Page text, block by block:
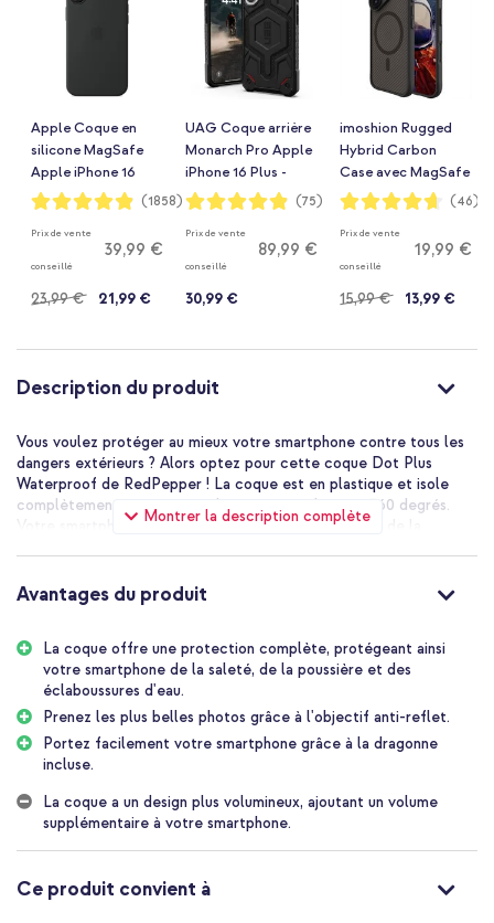
Apple Coque en
silicone MagSafe
Apple iPhone 16
Plus - Noir
Notation:
97%
(1858)
Prix de vente
conseillé
39,99 €
23,99 € 21,99 €
UAG Coque arrière
Monarch Pro Apple
iPhone 16 Plus -
Kevlar Black
Notation:
97%
(75)
Prix de vente
conseillé
89,99 €
30,99 €
imoshion Rugged
Hybrid Carbon
Case avec MagSafe
Apple iPhone 16
Notation:
93%
(46)
Prix de vente
conseillé
19,99 €
15,99 € 13,99 €
Description du produit
Montrer la description complète
Vous voulez protéger au mieux votre smartphone contre tous les
dangers extérieurs ? Alors optez pour cette coque Dot Plus
Waterproof de RedPepper ! La coque est en plastique et isole
complètement votre appareil grâce à son design à 360 degrés.
Votre smartphone est ainsi bien protégé de la saleté, de la
l'eau jusqu'à 30 minutes à une profondeur de 2 mètres. Super
pratique pour les vacances, les sports (nautiques) ou le travail
est également bien protégé contre les dommages quotidiens. Les
bords en relief de la coque offrent un effet antidérapant,
garantissant que votre smartphone tient bien en main. La coque
est dotée d'un objectif antireflet pour prendre les plus belles
photos. Enfin, la coque est livrée avec une dragonne pratique, ce
qui permet de porter facilement votre téléphone.
Protection à 360 degrés pour votre smartphone
La coque est fabriquée en plastique solide. Grâce à son design à
poussière et de l'eau, mais aussi des chutes et des chocs. En outre,
les points situés sur le côté de la coque offrent une meilleure
Avantages du produit
La coque offre une protection complète, protégeant ainsi
votre smartphone de la saleté, de la poussière et des
éclaboussures d'eau.
Prenez les plus belles photos grâce à l'objectif anti-reflet.
Portez facilement votre smartphone grâce à la dragonne
incluse.
La coque a un design plus volumineux, ajoutant un volume
supplémentaire à votre smartphone.
Ce produit convient à